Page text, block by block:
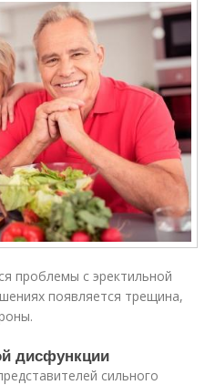
проблемы с эректильной
появляется трещина,
дисфункции
сильного